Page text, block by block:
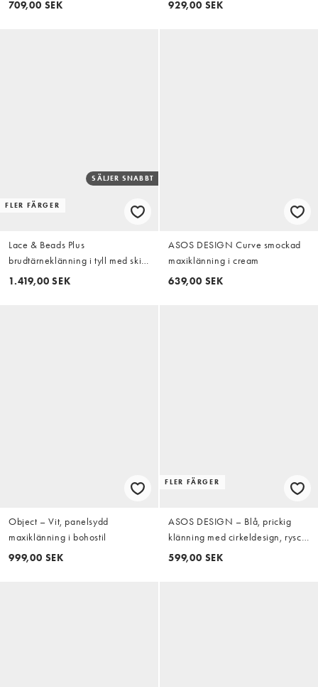
709,00 SEK 929,00 SEK
FLER FÄRGER
SÄLJER SNABBT
Lace & Beads Plus
brudtärneklänning i tyll med skir
ärm, djup ringning och lager på
1.419,00 SEK
ASOS DESIGN Curve smockad
maxiklänning i cream
639,00 SEK
Object – Vit, panelsydd
maxiklänning i bohostil
999,00 SEK
FLER FÄRGER
ASOS DESIGN – Blå, prickig
klänning med cirkeldesign, rysch,
låg midja och grown in-krage
599,00 SEK